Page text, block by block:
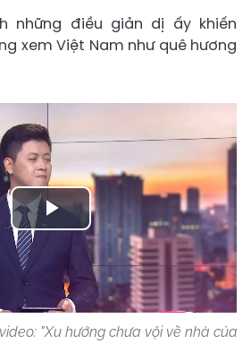
những điều giản dị ấy khiến
xem Việt Nam như quê hương
Play
Video
"Xu hướng chưa vội về nhà của